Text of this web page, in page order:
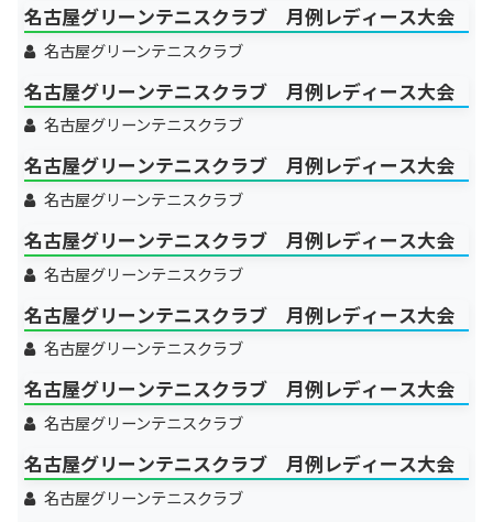
名古屋グリーンテニスクラブ 月例レディース大会
名古屋グリーンテニスクラブ
名古屋グリーンテニスクラブ 月例レディース大会
名古屋グリーンテニスクラブ
名古屋グリーンテニスクラブ 月例レディース大会
名古屋グリーンテニスクラブ
名古屋グリーンテニスクラブ 月例レディース大会
名古屋グリーンテニスクラブ
名古屋グリーンテニスクラブ 月例レディース大会
名古屋グリーンテニスクラブ
名古屋グリーンテニスクラブ 月例レディース大会
名古屋グリーンテニスクラブ
名古屋グリーンテニスクラブ 月例レディース大会
名古屋グリーンテニスクラブ